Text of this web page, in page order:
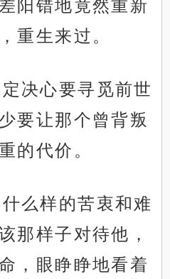
阳错地竟然重新
重生来过。
决心要寻觅前世
要让那个曾背叛
的代价。
么样的苦衷和难
那样子对待他，
，眼睁睁地看着